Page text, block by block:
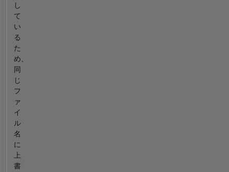
し
て
い
る
た
め、
同
じ
フ
ァ
イ
ル
名
に
上
書